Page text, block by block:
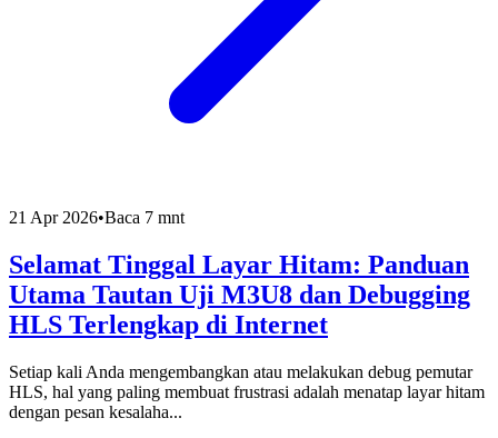
21 Apr 2026•Baca 7 mnt
Selamat Tinggal Layar Hitam: Panduan
Utama Tautan Uji M3U8 dan Debugging
HLS Terlengkap di Internet
Setiap kali Anda mengembangkan atau melakukan debug pemutar
HLS, hal yang paling membuat frustrasi adalah menatap layar hitam
dengan pesan kesalaha...